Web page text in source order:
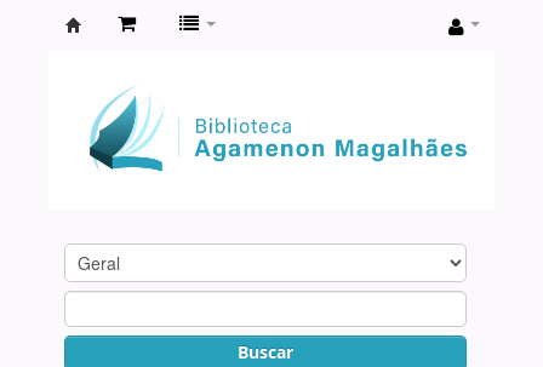
Agamenon
Magalhães
Buscar